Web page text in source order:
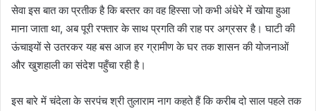
सेवा इस बात का प्रतीक है कि बस्तर का वह हिस्सा जो कभी अंधेरे में खोया हुआ
माना जाता था, अब पूरी रफ्तार के साथ प्रगति की राह पर अग्रसर है। घाटी की
ऊंचाइयों से उतरकर यह बस आज हर ग्रामीण के घर तक शासन की योजनाओं
और खुशहाली का संदेश पहुँचा रही है।
इस बारे में चंदेला के सरपंच श्री तुलाराम नाग कहते हैं कि करीब दो साल पहले तक